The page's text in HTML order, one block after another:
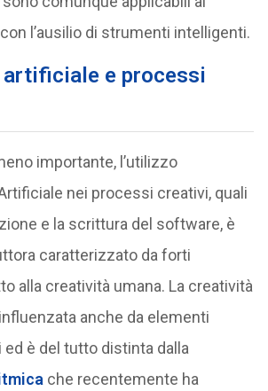
l’ausilio di strumenti intelligenti.
e processi
importante, l’utilizzo
nei processi creativi, quali
e la scrittura del software, è
caratterizzato da forti
alla creatività umana. La creatività
anche da elementi
è del tutto distinta dalla
che recentemente ha